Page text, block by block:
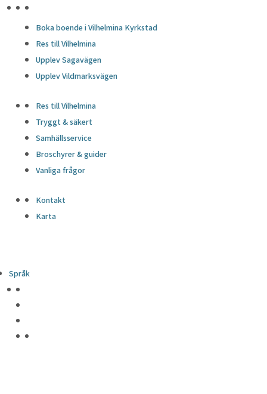
Boka boende i Vilhelmina Kyrkstad
Res till Vilhelmina
Upplev Sagavägen
Upplev Vildmarksvägen
Res till Vilhelmina
Tryggt & säkert
Samhällsservice
Broschyrer & guider
Vanliga frågor
Kontakt
Karta
Språk